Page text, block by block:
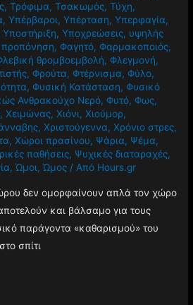
,Τρόφιμα,Τσακωμός,Τύχη,
,Υπέρβαροι,Υπέρταση,Υπερφαγία,
Υποστήριξη,Υποχρεώσεις, υψηλής
προπόνηση,Φαγητό,Φαρμακοποιός,
θρομβοεμβολή,Φλεγμονή,
,Φρούτα,Φτέρνισμα,Φύλο,
,Φυσική Κατάσταση,Φυσικό
Ανθρακούχο Νερό,Φυτό,Φως,
,Χειμώνας,Χιόνι,Χιούμορ,
,Χριστούγεννα,Χρόνιο στρες,
,Χώροι πρασίνου, Ψάρια, Ψέμα,
παθήσεις, Ψυχικές διαταραχές,
,Ώμοι,Ώμος / Από Hours.gr
δεν ομορφαίνουν απλά τον χώρο
και βάλσαμο για τους
παράγοντα «καθαρισμού» του
σπίτι